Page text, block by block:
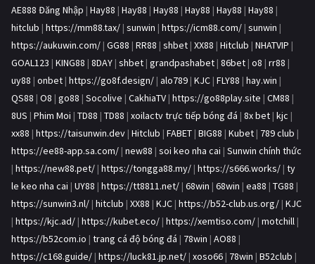
AE888 Đăng Nhập | Hay88 | Hay88 | Hay88 | Hay88 | Hay88 | Hay88 |
hitclub | https://mm88.tax/ | sunwin | https://icm88.com/ | sunwin |
https://aukuwin.com/ | GG88 | RR88 | shbet | XX88 | Hitclub | NHATVIP |
GOAL123 | KING88 | 8DAY | shbet | grandpashabet | 86bet | o8 | rr88 |
uy88 | onbet | https://go8f.design/ | alo789 | KJC | FLY88 | hay.win |
QS88 | O8 | go88 | Socolive | CakhiaTV | https://go88play.site | CM88 |
8US | Phim Moi | TD88 | TD88 | xoilactv trực tiếp bóng đá | 8x bet | kjc |
xx88 | https://taisunwin.dev | Hitclub | FABET | BIG88 | Kubet | 789 club |
https://ee88-app.sa.com/ | new88 | soi keo nha cai | Sunwin chính thức
| https://new88.pet/ | https://tongga88.my/ | https://s666.works/ | ty
le keo nha cai | UY88 | https://tt8811.net/ | 68win | 68win | ea88 | TG88 |
https://sunwin3.nl/ | hitclub | XX88 | KJC | https://b52-club.us.org/ | KJC
| https://kjc.ad/ | https://kubet.eco/ | https://xemtiso.com/ | motchill |
https://b52com.io | trang cá độ bóng đá | 78win | AO88 |
https://c168.guide/ | https://luck81.jp.net/ | xoso66 | 78win | B52club |